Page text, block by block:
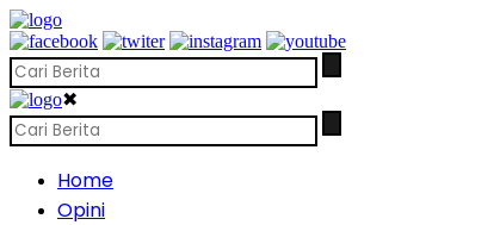
✖
Home
Opini